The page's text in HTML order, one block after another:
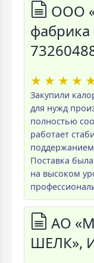
ООО
★ ★ ★ ★
Закупили
для нужд
полностью
работает
Поставка
на высоком
АО
ШЕЛК»,